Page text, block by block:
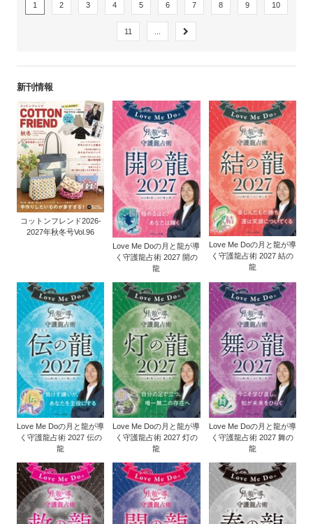
1 2 3 4 5 6 7 8 9 10
11
新刊情報
コットンフレンド2026-
2027年秋冬号Vol.96
Love Me Doの月と龍が導
く守護龍占術 2027 開の
龍
Love Me Doの月と龍が導
く守護龍占術 2027 結の
龍
Love Me Doの月と龍が導
く守護龍占術 2027 伝の
龍
Love Me Doの月と龍が導
く守護龍占術 2027 灯の
龍
Love Me Doの月と龍が導
く守護龍占術 2027 舞の
龍